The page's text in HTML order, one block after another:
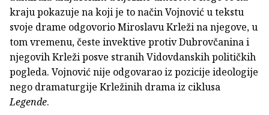
kraju pokazuje na koji je to način Vojnović u tekstu
svoje drame odgovorio Miroslavu Krleži na njegove, u
tom vremenu, česte invektive protiv Dubrovčanina i
njegovih Krleži posve stranih Vidovdanskih političkih
pogleda. Vojnović nije odgovarao iz pozicije ideologije
nego dramaturgije Krležinih drama iz ciklusa
Legende.